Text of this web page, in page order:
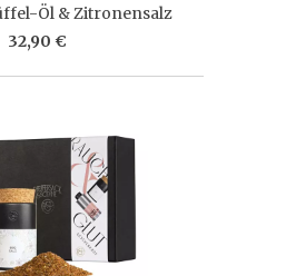
Öl & Zitronensalz
32,90 €